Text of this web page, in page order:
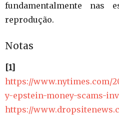
fundamentalmente nas
reprodução.
Notas
[1]
https://www.nytimes.com/
y-epstein-money-scams-
https://